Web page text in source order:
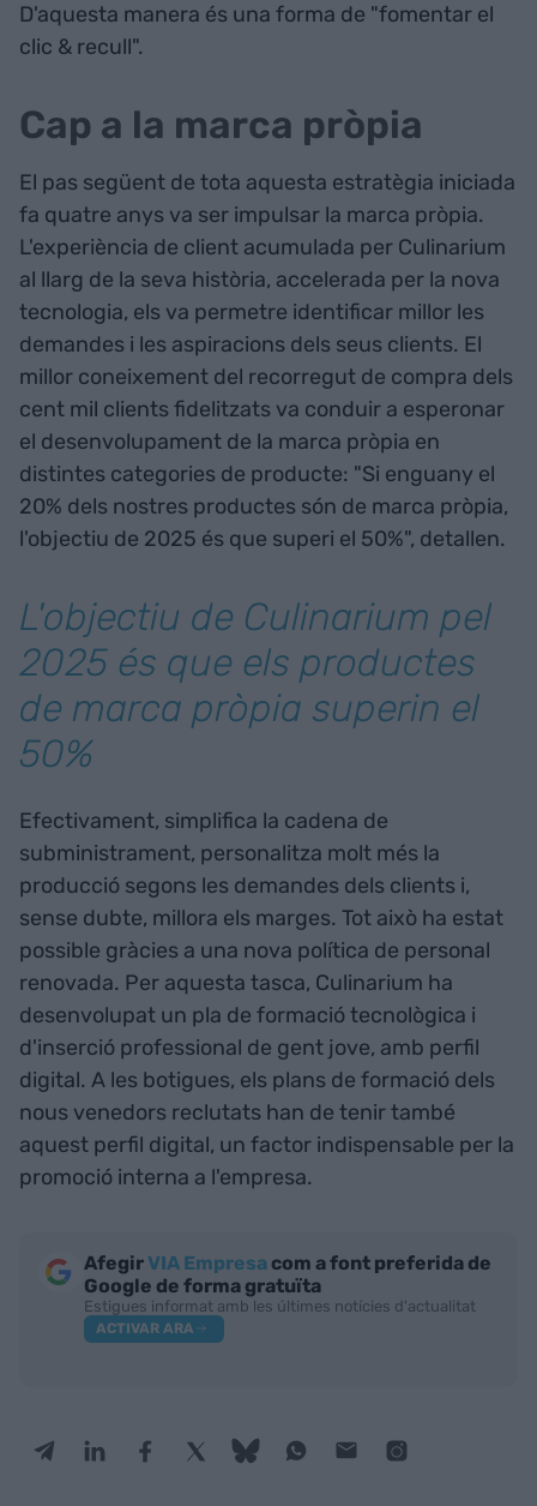
D'aquesta manera és una forma de "fomentar el
clic & recull".
Cap a la marca pròpia
El pas següent de tota aquesta estratègia iniciada
fa quatre anys va ser impulsar la marca pròpia.
L'experiència de client acumulada per Culinarium
al llarg de la seva història, accelerada per la nova
tecnologia, els va permetre identificar millor les
demandes i les aspiracions dels seus clients. El
millor coneixement del recorregut de compra dels
cent mil clients fidelitzats va conduir a esperonar
el desenvolupament de la marca pròpia en
distintes categories de producte: "Si enguany el
20% dels nostres productes són de marca pròpia,
l'objectiu de 2025 és que superi el 50%", detallen.
L'objectiu de Culinarium pel
2025 és que els productes
de marca pròpia superin el
50%
Efectivament, simplifica la cadena de
subministrament, personalitza molt més la
producció segons les demandes dels clients i,
sense dubte, millora els marges. Tot això ha estat
possible gràcies a una nova política de personal
renovada. Per aquesta tasca, Culinarium ha
desenvolupat un pla de formació tecnològica i
d'inserció professional de gent jove, amb perfil
digital. A les botigues, els plans de formació dels
nous venedors reclutats han de tenir també
aquest perfil digital, un factor indispensable per la
promoció interna a l'empresa.
AfegirVIA Empresa com a font preferida de
Google de forma gratuïta
Estigues informat amb les últimes notícies d'actualitat
ACTIVAR ARA